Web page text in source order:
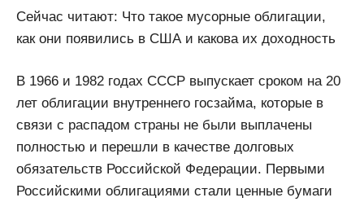
Сейчас читают: Что такое мусорные облигации,
как они появились в США и какова их доходность
В 1966 и 1982 годах СССР выпускает сроком на 20
лет облигации внутреннего госзайма, которые в
связи с распадом страны не были выплачены
полностью и перешли в качестве долговых
обязательств Российской Федерации. Первыми
Российскими облигациями стали ценные бумаги